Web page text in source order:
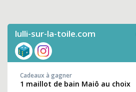
lulli-sur-la-toile.com
Cadeaux à gagner
1 maillot de bain Maiô au choix